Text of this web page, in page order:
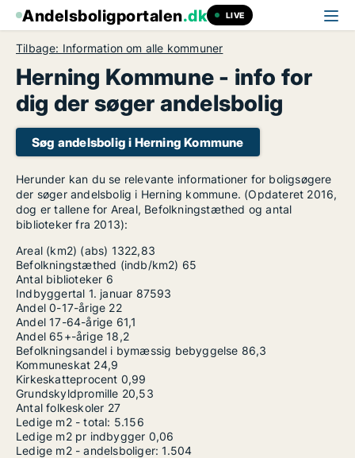
Andelsboligportalen.dk LIVE
Tilbage: Information om alle kommuner
Herning Kommune - info for
dig der søger andelsbolig
Søg andelsbolig i Herning Kommune
Herunder kan du se relevante informationer for boligsøgere
der søger andelsbolig i Herning kommune. (Opdateret 2016,
dog er tallene for Areal, Befolkningstæthed og antal
biblioteker fra 2013):
Areal (km2) (abs) 1322,83
Befolkningstæthed (indb/km2) 65
Antal biblioteker 6
Indbyggertal 1. januar 87593
Andel 0-17-årige 22
Andel 17-64-årige 61,1
Andel 65+-årige 18,2
Befolkningsandel i bymæssig bebyggelse 86,3
Kommuneskat 24,9
Kirkeskatteprocent 0,99
Grundskyldpromille 20,53
Antal folkeskoler 27
Ledige m2 - total: 5.156
Ledige m2 pr indbygger 0,06
Ledige m2 - andelsboliger: 1.504